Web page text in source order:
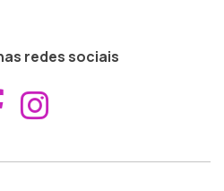
redes sociais
Aceder ao